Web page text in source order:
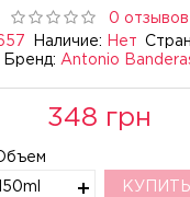
Наличие: Нет
Бренд: Antonio
0 отзывов
348 грн
150ml КУПИТЬ